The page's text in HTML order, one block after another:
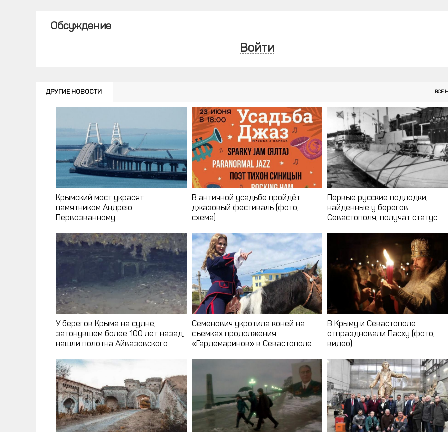
Обсуждение
Войти
Крымский мост украсят
памятником Андрею
Первозванному
В античной усадьбе пройдёт
джазовый фестиваль (фото,
схема)
Первые русские подлодки,
найденные у берегов
Севастополя, получат статус
У берегов Крыма на судне,
затонувшем более 100 лет назад,
нашли полотна Айвазовского
Семенович укротила коней на
съемках продолжения
«Гардемаринов» в Севастополе
В Крыму и Севастополе
отпраздновали Пасху (фото,
видео)
ДРУГИЕ НОВОСТИ ВСЕ